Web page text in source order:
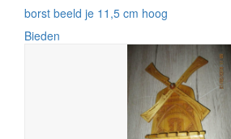
borst beeld je 11,5 cm hoog
Bieden